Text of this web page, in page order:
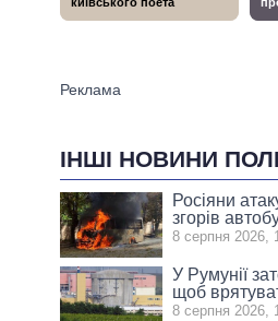
ІНШІ НОВИНИ
Росіяни
згорів
8 серпня 2026,
У Румунії
щоб
8 серпня 2026,